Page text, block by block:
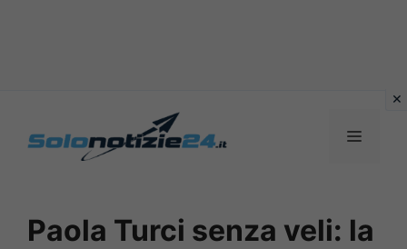
MENU
Paola Turci senza veli: la